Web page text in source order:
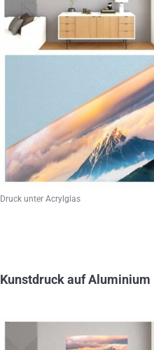
Druck unter Acrylglas
Kunstdruck auf Aluminium